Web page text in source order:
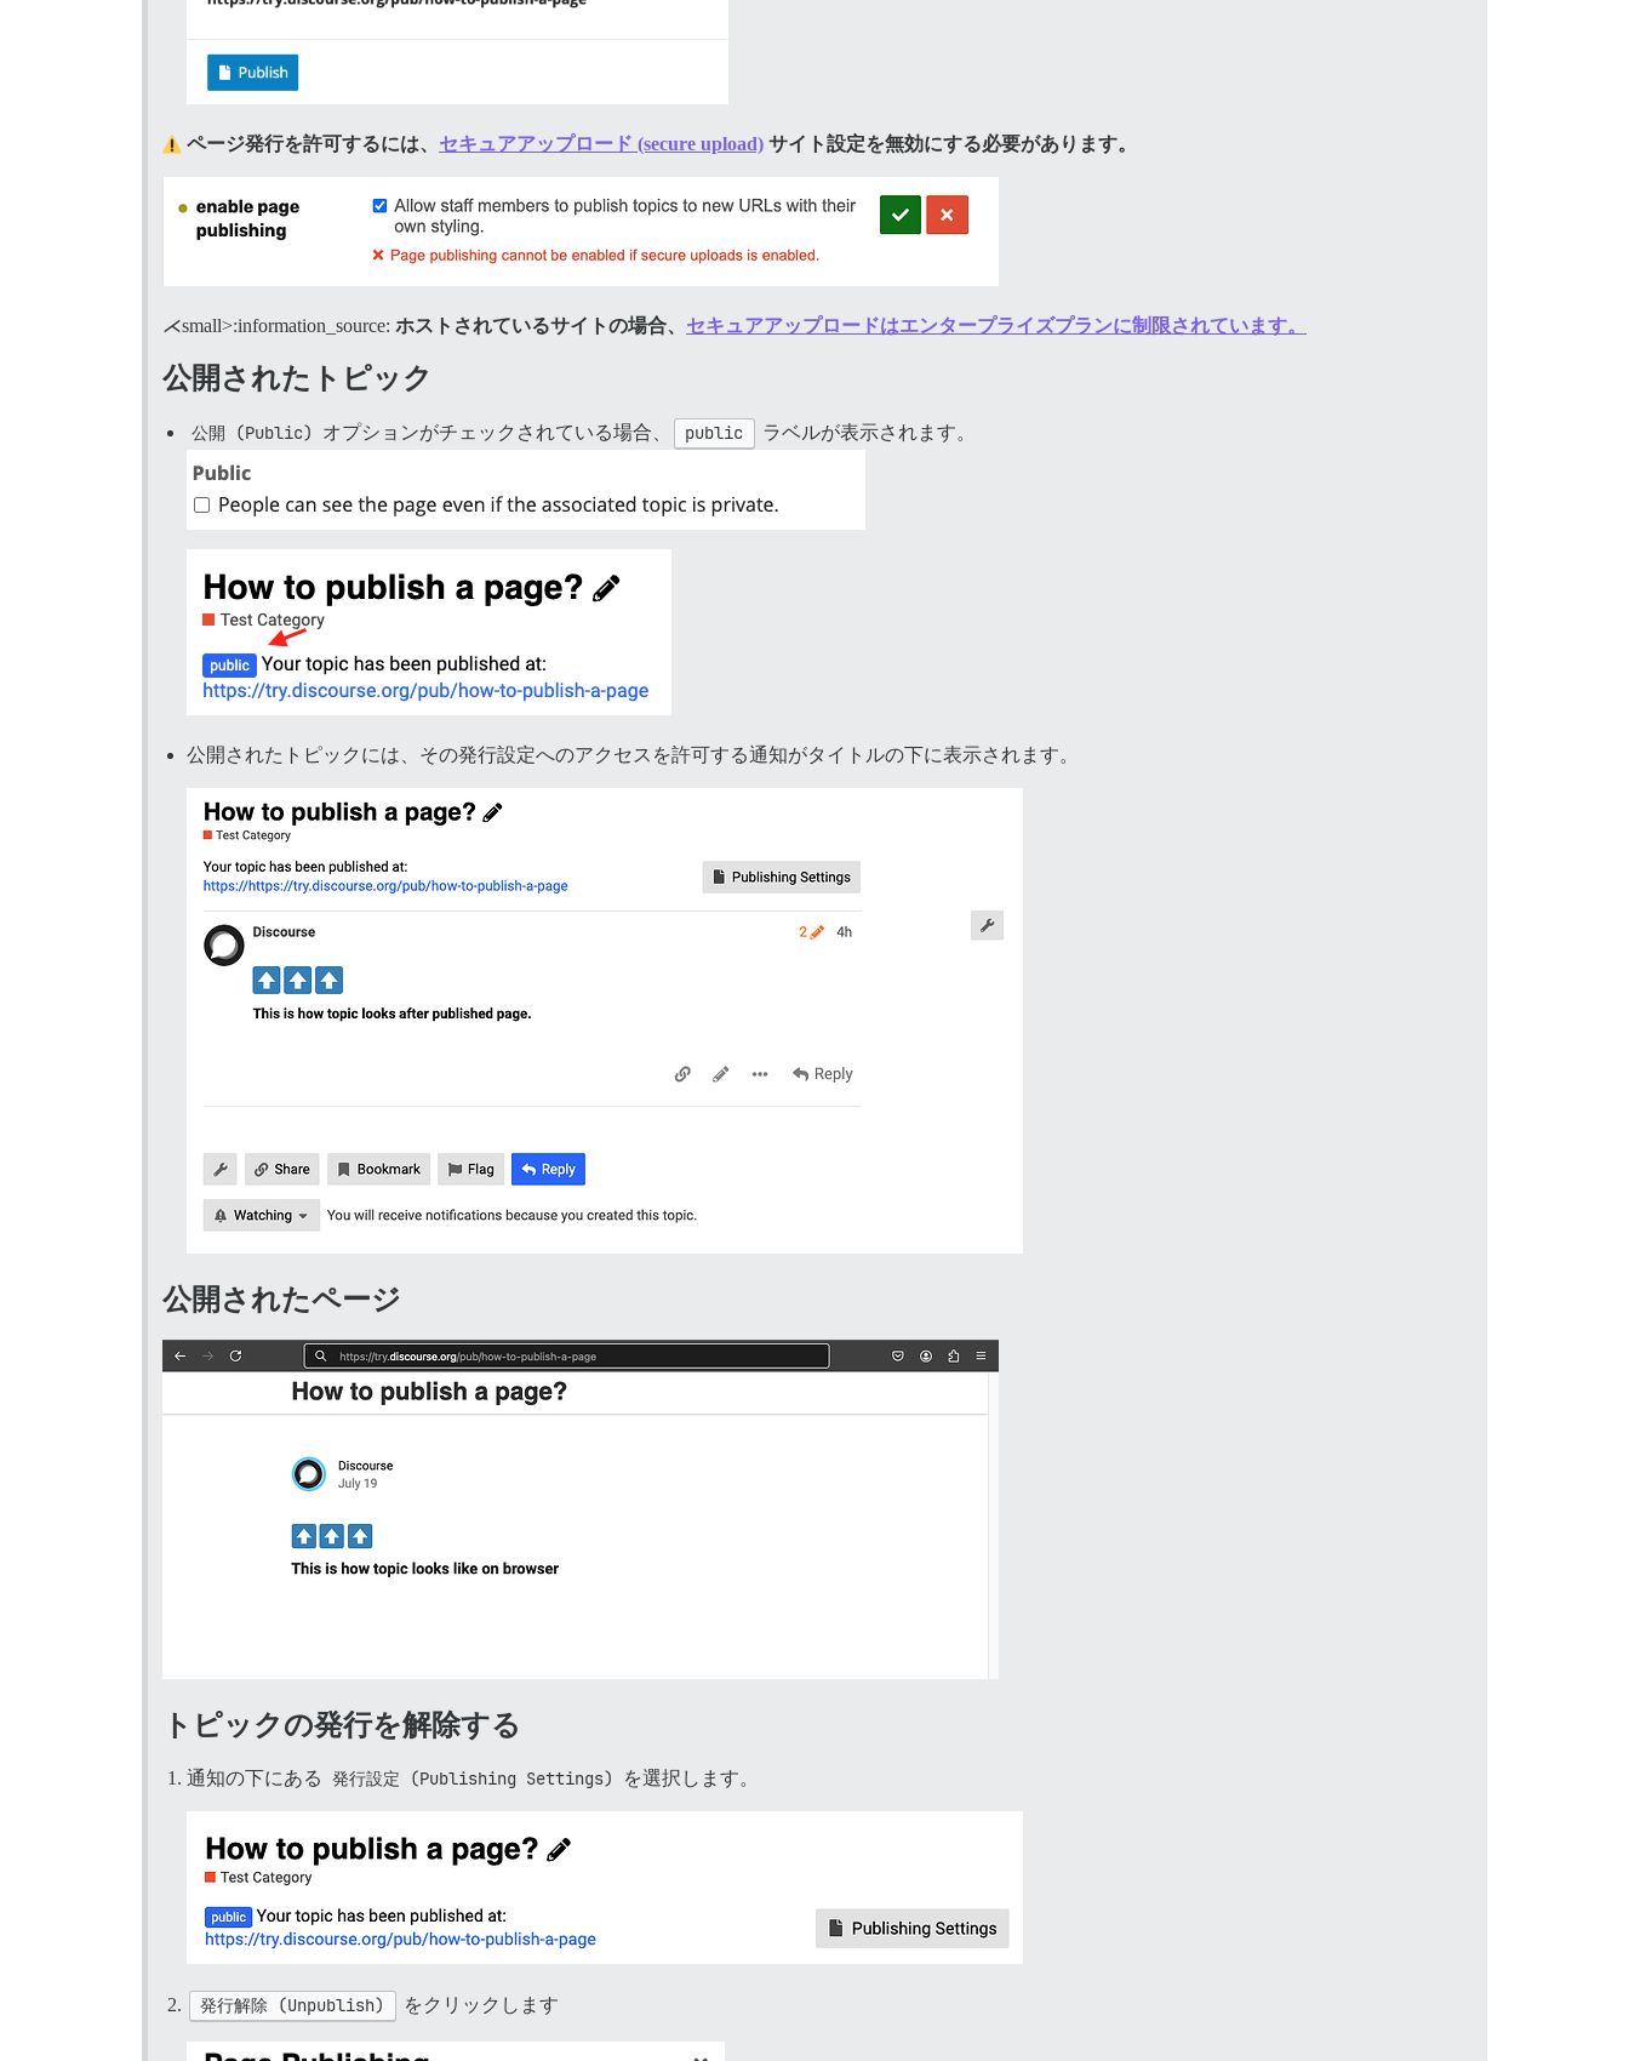
ページ発行を許可するには、 セキュアアップロード (secure upload) サイト設定を無効にする必要があります。
⋌small>:information_source: ホストされているサイトの場合、 セキュアアップロードはエンタープライズプランに制限されています。
公開されたトピック
公開 (Public) オプションがチェックされている場合、 public ラベルが表示されます。
公開されたトピックには、その発行設定へのアクセスを許可する通知がタイトルの下に表示されます。
公開されたページ
トピックの発行を解除する
通知の下にある 発行設定 (Publishing Settings) を選択します。
発行解除 (Unpublish) をクリックします